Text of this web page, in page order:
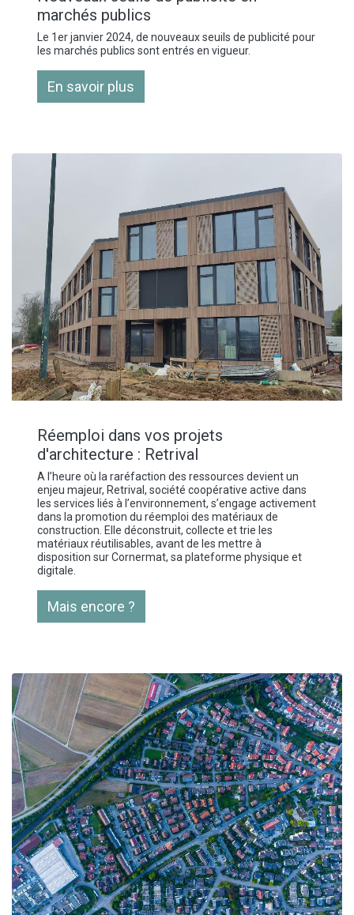
marchés publics
Le 1er janvier 2024, de nouveaux seuils de publicité pour
les marchés publics sont entrés en vigueur.
En savoir plus
Réemploi dans vos projets
d'architecture : Retrival
A l’heure où la raréfaction des ressources devient un
enjeu majeur, Retrival, société coopérative active dans
les services liés à l’environnement, s’engage activement
dans la promotion du réemploi des matériaux de
construction. Elle déconstruit, collecte et trie les
matériaux réutilisables, avant de les mettre à
disposition sur Cornermat, sa plateforme physique et
digitale.
Mais encore ?